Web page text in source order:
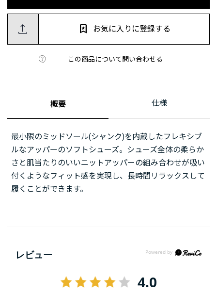
この商品について問い合わせる
お気に入りに登録する
概要 仕様
最小限のミッドソール(シャンク)を内蔵したフレキシブ
ルなアッパーのソフトシューズ。シューズ全体の柔らか
さと肌当たりのいいニットアッパーの組み合わせが吸い
付くようなフィット感を実現し、長時間リラックスして
履くことができます。
レビュー
4.0